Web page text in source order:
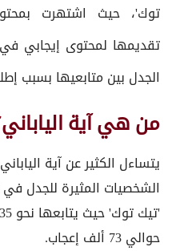
توك'، حيث اشتهرت
تقديمها لمحتوى إيجابي في
الجدل بين متابعيها بسبب
من هي آية
يتساءل الكثير عن آية
الشخصيات المثيرة للجدل
حوالي 73 ألف إعجاب.